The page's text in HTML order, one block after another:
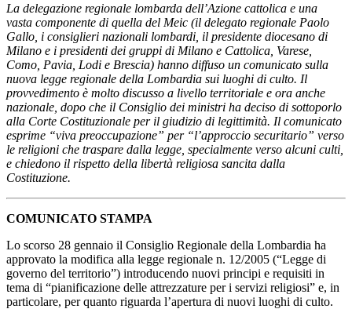
La delegazione regionale lombarda dell’Azione cattolica e una
vasta componente di quella del Meic (il delegato regionale Paolo
Gallo, i consiglieri nazionali lombardi, il presidente diocesano di
Milano e i presidenti dei gruppi di Milano e Cattolica, Varese,
Como, Pavia, Lodi e Brescia) hanno diffuso un comunicato sulla
nuova legge regionale della Lombardia sui luoghi di culto. Il
provvedimento è molto discusso a livello territoriale e ora anche
nazionale, dopo che il Consiglio dei ministri ha deciso di sottoporlo
alla Corte Costituzionale per il giudizio di legittimità. Il comunicato
esprime “viva preoccupazione” per “l’approccio securitario” verso
le religioni che traspare dalla legge, specialmente verso alcuni culti,
e chiedono il rispetto della libertà religiosa sancita dalla
Costituzione.
COMUNICATO STAMPA
Lo scorso 28 gennaio il Consiglio Regionale della Lombardia ha
approvato la modifica alla legge regionale n. 12/2005 (“Legge di
governo del territorio”) introducendo nuovi principi e requisiti in
tema di “pianificazione delle attrezzature per i servizi religiosi” e, in
particolare, per quanto riguarda l’apertura di nuovi luoghi di culto.